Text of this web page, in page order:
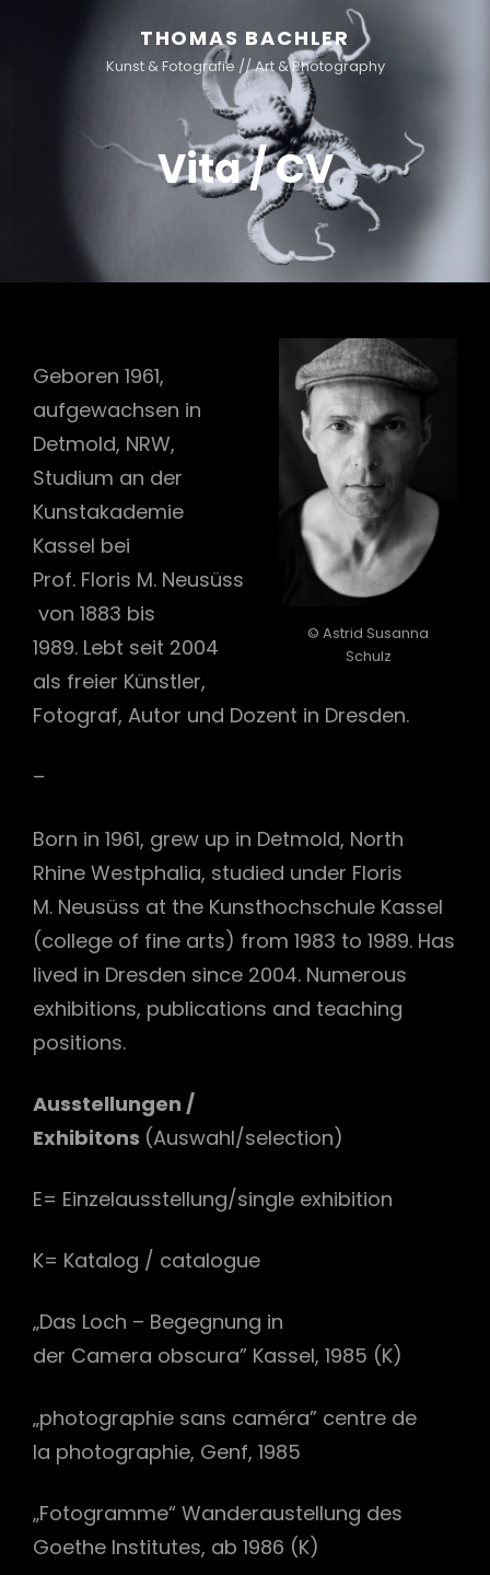
THOMAS BACHLER
Kunst & Fotografie // Art & Photography
Vita / CV
© Astrid Susanna
Schulz
Geboren 1961,
aufgewachsen in
Detmold, NRW,
Studium an der
Kunstakademie
Kassel bei
Prof. Floris M. Neusüss
von 1883 bis
1989. Lebt seit 2004
als freier Künstler,
Fotograf, Autor und Dozent in Dresden.
–
Born in 1961, grew up in Detmold, North
Rhine Westphalia, studied under Floris
M. Neusüss at the Kunsthochschule Kassel
(college of fine arts) from 1983 to 1989. Has
lived in Dresden since 2004. Numerous
exhibitions, publications and teaching
positions.
Ausstellungen /
Exhibitons (Auswahl/selection)
E= Einzelausstellung/single exhibition
K= Katalog / catalogue
„Das Loch – Begegnung in
der Camera obscura” Kassel, 1985 (K)
„photographie sans caméra” centre de
la photographie, Genf, 1985
„Fotogramme“ Wanderaustellung des
Goethe Institutes, ab 1986 (K)